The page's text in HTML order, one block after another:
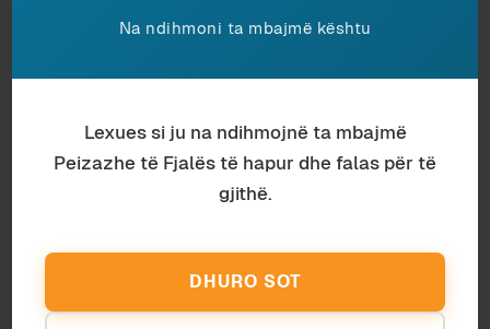
TË NGJASHME
Na ndihmoni ta mbajmë kështu
Lexues si ju na ndihmojnë ta mbajmë
Peizazhe të Fjalës të hapur dhe falas për të
gjithë.
DHURO SOT